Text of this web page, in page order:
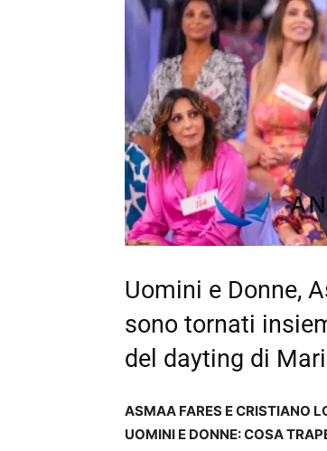
Uomini e Donne,
sono tornati
del dayting di
ASMAA FARES E CRISTIANO
UOMINI E DONNE: COSA